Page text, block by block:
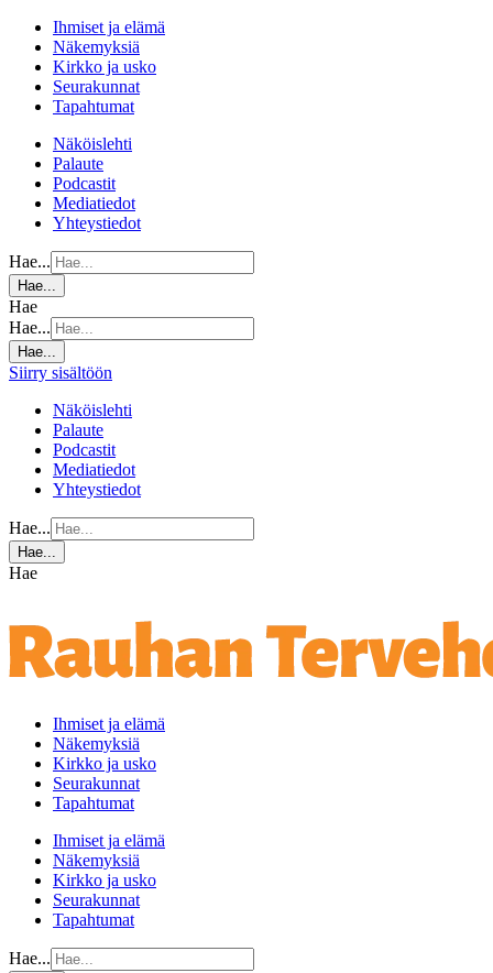
Ihmiset ja elämä
Näkemyksiä
Kirkko ja usko
Seurakunnat
Tapahtumat
Näköislehti
Palaute
Podcastit
Mediatiedot
Yhteystiedot
Hae...
Hae...
Hae
Hae...
Hae...
Siirry sisältöön
Näköislehti
Palaute
Podcastit
Mediatiedot
Yhteystiedot
Hae...
Hae...
Hae
Ihmiset ja elämä
Näkemyksiä
Kirkko ja usko
Seurakunnat
Tapahtumat
Ihmiset ja elämä
Näkemyksiä
Kirkko ja usko
Seurakunnat
Tapahtumat
Hae...